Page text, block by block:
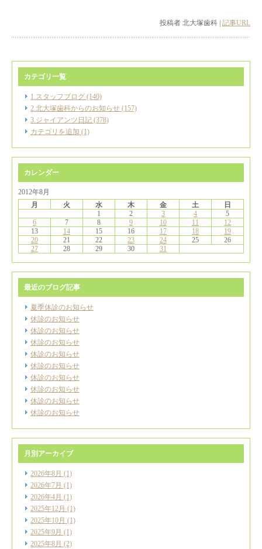
投稿者 北大塚歯科 | 記事URL
カテゴリ一覧
1.スタッフブログ (140)
2.北大塚歯科からのお知らせ (157)
3.ジャイアンツ日記 (378)
カテゴリを追加 (1)
カレンダー
2012年8月
月
火 水 木 金 土
日
1
2 3 4
5
6
7 8 9 10 11
12
13
14 15 16 17 18
19
20
21 22 23 24 25
26
27
28 29 30 31
最近のブログ記事
夏季休診のお知らせ
休診のお知らせ
休診のお知らせ
休診のお知らせ
休診のお知らせ
休診のお知らせ
休診のお知らせ
休診のお知らせ
休診のお知らせ
休診のお知らせ
月別アーカイブ
2026年8月 (1)
2026年7月 (1)
2026年4月 (1)
2025年12月 (1)
2025年10月 (1)
2025年9月 (1)
2025年8月 (2)